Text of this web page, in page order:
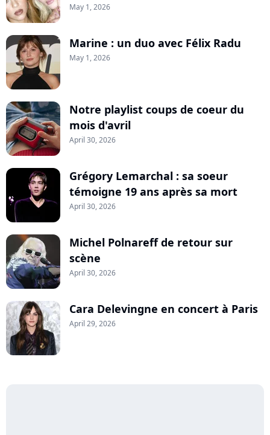
May 1, 2026
Marine : un duo avec Félix Radu
May 1, 2026
Notre playlist coups de coeur du
mois d'avril
April 30, 2026
Grégory Lemarchal : sa soeur
témoigne 19 ans après sa mort
April 30, 2026
Michel Polnareff de retour sur
scène
April 30, 2026
Cara Delevingne en concert à Paris
April 29, 2026